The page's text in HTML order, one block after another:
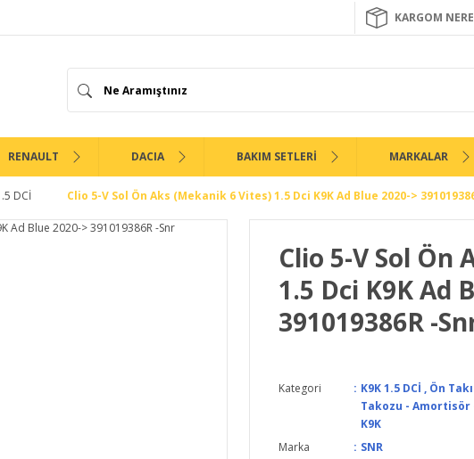
KARGOM
RENAULT DACIA BAKIM SETLERİ MARKALAR
DCİ Clio 5-V Sol Ön Aks (Mekanik 6 Vites) 1.5 Dci K9K Ad Blue 2020->
Clio 5-V Sol Ön
1.5 Dci K9K Ad
391019386R -
Kategori K9K 1.5 DCİ , Ön
Takozu - Amortisör
K9K
Marka
SNR